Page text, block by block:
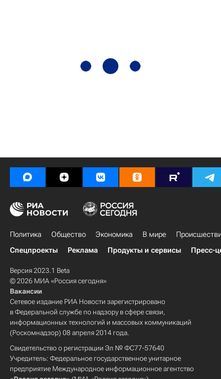
Политика Общество Экономика В мире
Спецпроекты
Реклама Продукты и сервисы Пресс-
Версия 2023.1 Beta
© 2026 МИА «Россия сегодня»
Вакансии
Сетевое издание РИА Новости зарегистрировано
в Федеральной службе по надзору в сфере связи,
информационных технологий и массовых коммуникаций
(Роскомнадзор) 08 апреля 2014 года.
Свидетельство о регистрации Эл № ФС77-57640
Учредитель: Федеральное государственное унитарное
предприятие Международное информационное агентство